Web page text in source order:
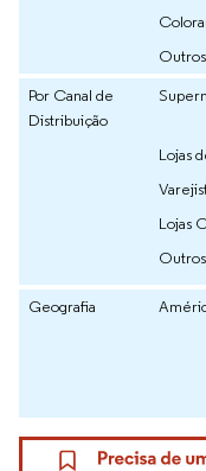
Outros
Por Canal de
Distribuição
Lojas
Lojas
Outros
Geografia